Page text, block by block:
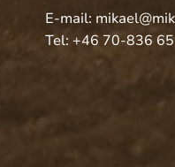
E-mail:
Tel: +46 70-836